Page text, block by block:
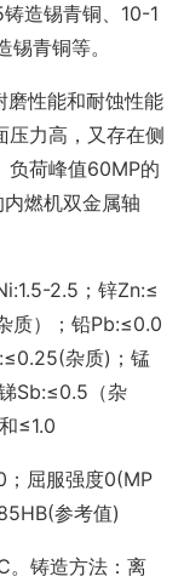
造锡青铜、10-1
青铜等。
磨性能和耐蚀性能
压力高，又存在侧
负荷峰值60MP的
燃机双金属轴
-2.5； 锌Zn:≤
） ； 铅Pb:≤0.0
杂质) ； 锰
Sb:≤0.5（杂
≤1.0
； 屈服强度0(MP
参考值)
铸造方法：离